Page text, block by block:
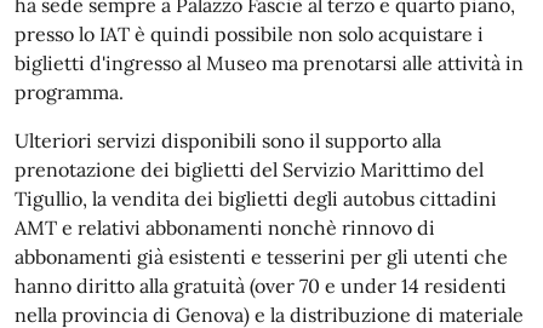
ha sede sempre a Palazzo Fascie al terzo e quarto piano,
presso lo IAT è quindi possibile non solo acquistare i
biglietti d'ingresso al Museo ma prenotarsi alle attività in
programma.
Ulteriori servizi disponibili sono il supporto alla
prenotazione dei biglietti del Servizio Marittimo del
Tigullio, la vendita dei biglietti degli autobus cittadini
AMT e relativi abbonamenti nonchè rinnovo di
abbonamenti già esistenti e tesserini per gli utenti che
hanno diritto alla gratuità (over 70 e under 14 residenti
nella provincia di Genova) e la distribuzione di materiale